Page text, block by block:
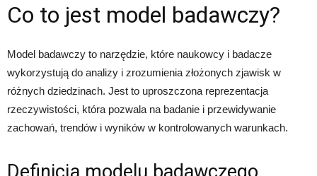
Co to jest model badawczy?
Model badawczy to narzędzie, które naukowcy i badacze
wykorzystują do analizy i zrozumienia złożonych zjawisk w
różnych dziedzinach. Jest to uproszczona reprezentacja
rzeczywistości, która pozwala na badanie i przewidywanie
zachowań, trendów i wyników w kontrolowanych warunkach.